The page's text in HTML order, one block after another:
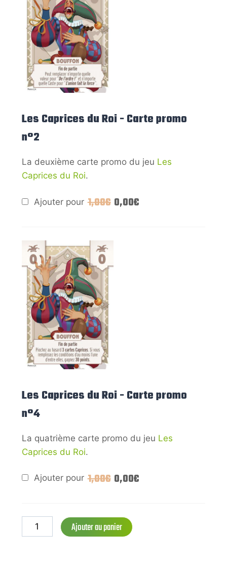
Les Caprices du Roi - Carte promo
n°2
La deuxième carte promo du jeu Les
Caprices du Roi.
Ajouter pour 1,00€ 0,00€
Les Caprices du Roi - Carte promo
n°4
La quatrième carte promo du jeu Les
Caprices du Roi.
Ajouter pour 1,00€ 0,00€
Ajouter au panier